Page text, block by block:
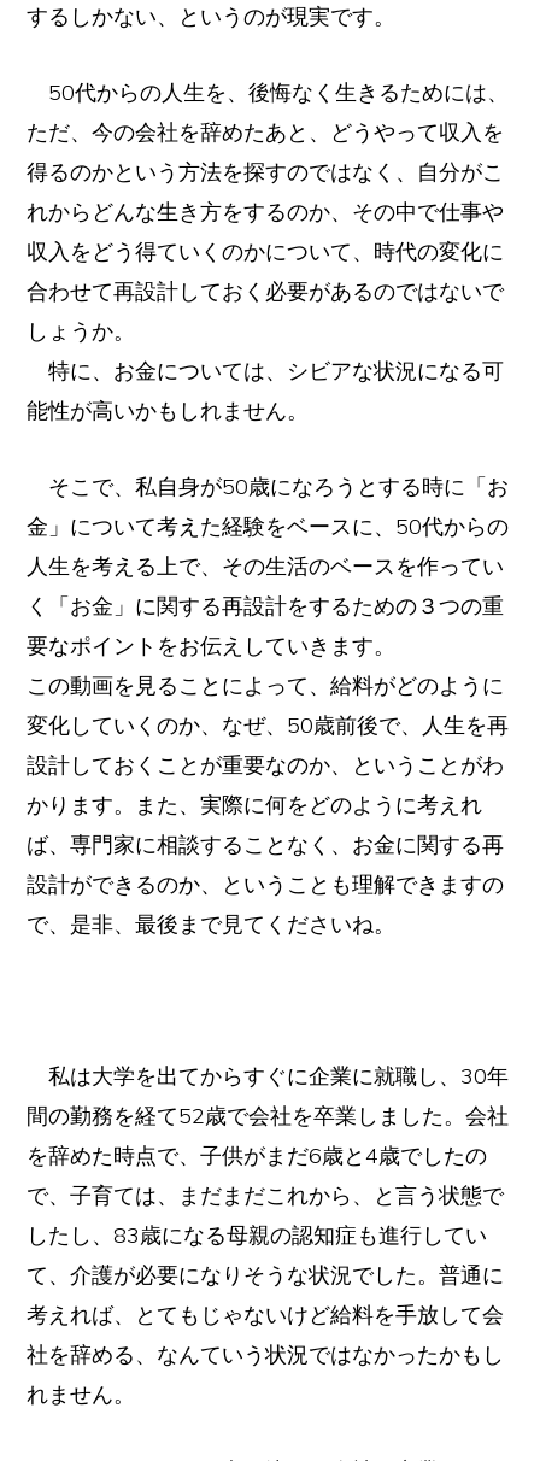
するしかない、というのが現実です。
50代からの人生を、後悔なく生きるためには、
ただ、今の会社を辞めたあと、どうやって収入を
得るのかという方法を探すのではなく、自分がこ
れからどんな生き方をするのか、その中で仕事や
収入をどう得ていくのかについて、時代の変化に
合わせて再設計しておく必要があるのではないで
しょうか。
特に、お金については、シビアな状況になる可
能性が高いかもしれません。
そこで、私自身が50歳になろうとする時に「お
金」について考えた経験をベースに、50代からの
人生を考える上で、その生活のベースを作ってい
く「お金」に関する再設計をするための３つの重
要なポイントをお伝えしていきます。
この動画を見ることによって、給料がどのように
変化していくのか、なぜ、50歳前後で、人生を再
設計しておくことが重要なのか、ということがわ
かります。また、実際に何をどのように考えれ
ば、専門家に相談することなく、お金に関する再
設計ができるのか、ということも理解できますの
で、是非、最後まで見てくださいね。
私は大学を出てからすぐに企業に就職し、30年
間の勤務を経て52歳で会社を卒業しました。会社
を辞めた時点で、子供がまだ6歳と4歳でしたの
で、子育ては、まだまだこれから、と言う状態で
したし、83歳になる母親の認知症も進行してい
て、介護が必要になりそうな状況でした。普通に
考えれば、とてもじゃないけど給料を手放して会
社を辞める、なんていう状況ではなかったかもし
れません。